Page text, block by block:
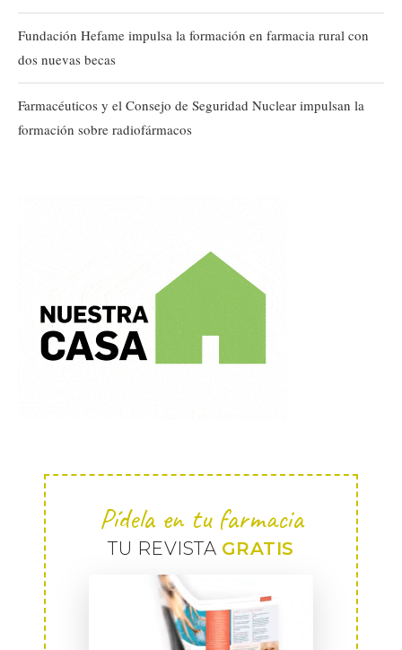
Fundación Hefame impulsa la formación en farmacia rural con
dos nuevas becas
Farmacéuticos y el Consejo de Seguridad Nuclear impulsan la
formación sobre radiofármacos
Pídela en tu farmacia
TU REVISTA GRATIS